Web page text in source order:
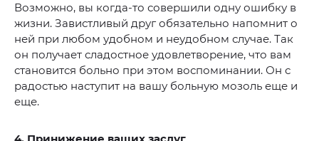
Возможно, вы когда-то совершили одну ошибку в
жизни. Завистливый друг обязательно напомнит о
ней при любом удобном и неудобном случае. Так
он получает сладостное удовлетворение, что вам
становится больно при этом воспоминании. Он с
радостью наступит на вашу больную мозоль еще и
еще.